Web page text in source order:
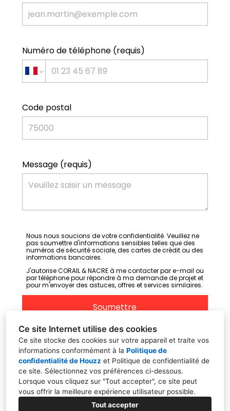
Ce site Internet utilise des cookies
Ce site stocke des cookies sur votre appareil et traite vos
informations conformément à la Politique de
confidentialité de Houzz et Politique de confidentialité de
ce site. Sélectionnez vos préférences ci-dessous.
Lorsque vous cliquez sur "Tout accepter", ce site peut
vous offrir la meilleure expérience utilisateur possible.
Tout accepter
CONSEILS DE PRO
CONTACTEZ-NOUS
Numéro de téléphone (requis)
Code postal
Message (requis)
Nous nous soucions de votre confidentialité. Veuillez ne
pas soumettre d'informations sensibles telles que des
numéros de sécurité sociale, des cartes de crédit ou des
informations bancaires.
J'autorise CORAIL & NACRE à me contacter par e-mail ou
par téléphone pour répondre à ma demande de projet et
pour m'envoyer des astuces, offres et services similaires.
Soumettre
11 rue Colbert, 78000, Versailles